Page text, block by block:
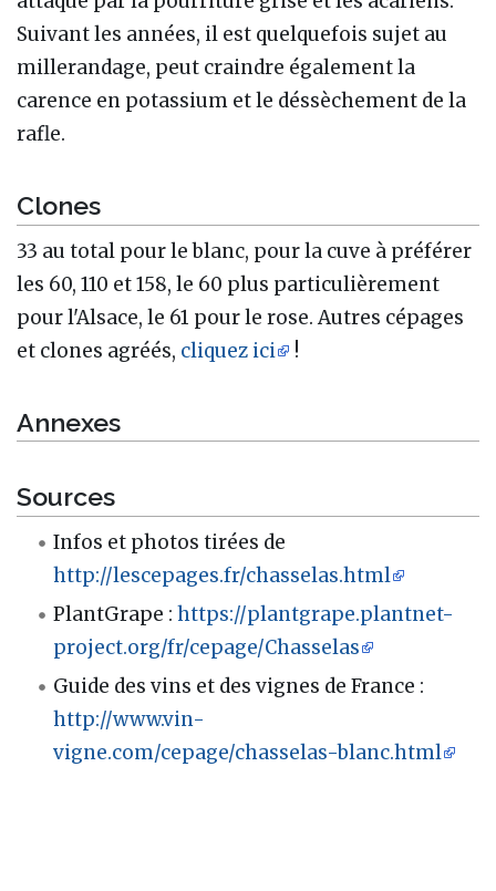
Suivant les années, il est quelquefois sujet au
millerandage, peut craindre également la
carence en potassium et le déssèchement de la
rafle.
Clones
33 au total pour le blanc, pour la cuve à préférer
les 60, 110 et 158, le 60 plus particulièrement
pour l'Alsace, le 61 pour le rose. Autres cépages
et clones agréés, cliquez ici !
Annexes
Sources
Infos et photos tirées de
http://lescepages.fr/chasselas.html
PlantGrape :https://plantgrape.plantnet-
project.org/fr/cepage/Chasselas
Guide des vins et des vignes de France :
http://www.vin-
vigne.com/cepage/chasselas-blanc.html